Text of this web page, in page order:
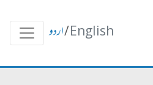
English
/اردو